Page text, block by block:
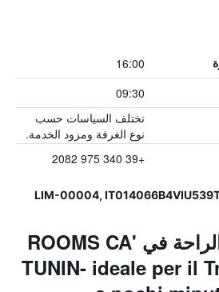
16:00
09:30
تختلف السياسات حسب
نوع الغرفة ومزود الخدمة.
+39 340 975 2082
المزايا ووسائل الراحة في ROOMS CA'
TUNIN- ideale per il